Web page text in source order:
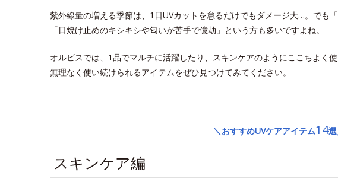
紫外線量の増える季節は、1日UVカットを怠るだけでもダメージ大…。でも
「日焼け止めのキシキシや匂いが苦手で億劫」という方も多いですよね。
オルビスでは、1品でマルチに活躍したり、スキンケアのようにここちよく
無理なく使い続けられるアイテムをぜひ見つけてみてください。
＼おすすめUVケアアイテム14
スキンケア編